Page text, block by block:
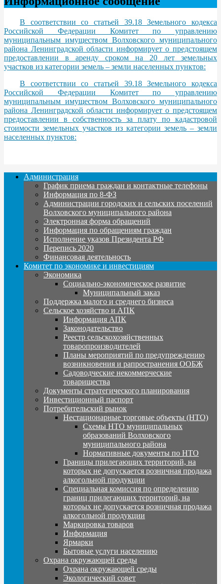
В соответствии со статьей 39.18 Земельного кодекса
Российской Федерации Комитет по управлению
муниципальным имуществом Волховского муниципального
района Ленинградской области информирует о предстоящем
предоставлении в аренду сроком на 20 лет земельных
участков из категории земель – земли населенных пунктов:
В соответствии со статьей 39.18 Земельного кодекса
Российской Федерации Комитет по управлению
муниципальным имуществом Волховского муниципального
района Ленинградской области информирует о предстоящем
предоставлении в собственность за плату по кадастровой
стоимости земельных участков из категории земель – земли
населенных пунктов:
Администрация
График приема граждан и контактные телефоны
Информация по 8-ФЗ
Администрации городских и сельских поселений
Волховского муниципального района
Электронная форма обращений
Информация по обращениям граждан
Исполнение указов Президента РФ
Перепись 2020
Финансовая деятельность
Комитет по экономике и инвестициям
Экономика
Социально-экономическое развитие
Муниципальный заказ
Поддержка малого и среднего бизнеса
Сельское хозяйство и АПК
Информация АПК
Законодательство
Реестр сельскохозяйственных
товаропроизводителей
Планы мероприятий по предупреждению
возникновения и рапространения ООБЖ
Садоводческие некоммерческие
товарищества
Документы стратегического планирования
Инвестиционный паспорт
Потребительский рынок
Нестационарные торговые объекты (НТО)
Схемы НТО муниципальных
образований Волховского
муниципального района
Нормативные документы по НТО
Границы прилегающих территорий, на
которых не допускается розничная продажа
алкогольной продукции
Специальная комиссия по определению
границ прилегающих территорий, на
которых не допускается розничная продажа
алкогольной продукции
Маркировка товаров
Информация
Ярмарки
Бытовые услуги населению
Охрана окружающей среды
Охрана окружающей среды
Экологический совет